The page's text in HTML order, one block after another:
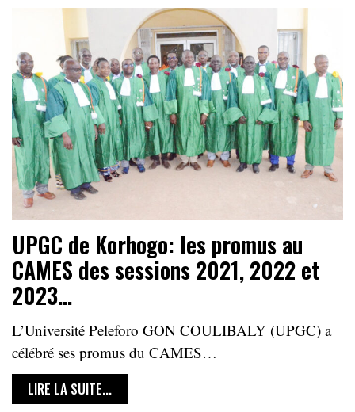
UPGC de Korhogo: les promus au
CAMES des sessions 2021, 2022 et
2023…
L’Université Peleforo GON COULIBALY (UPGC) a
célébré ses promus du CAMES…
LIRE LA SUITE...